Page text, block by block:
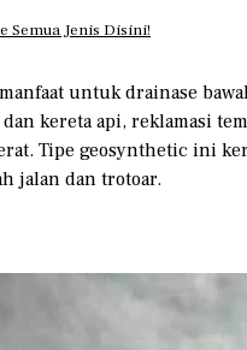
Semua Jenis Disini!
untuk drainase
kereta api, reklamasi
Tipe geosynthetic ini
jalan dan trotoar.